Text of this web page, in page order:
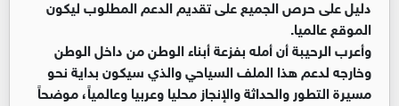
دليل على حرص الجميع على تقديم الدعم المطلوب ليكون
الموقع عالميا.
وأعرب الرحيبة أن أمله بفزعة أبناء الوطن من داخل الوطن
وخارجه لدعم هذا الملف السياحي والذي سيكون بداية نحو
مسيرة التطور والحداثة والإنجاز محليا وعربيا وعالمياً، موضحاً